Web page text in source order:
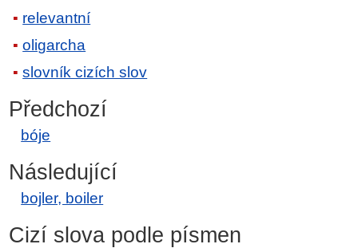
relevantní
oligarcha
slovník cizích slov
Předchozí
bóje
Následující
bojler, boiler
Cizí slova podle písmen